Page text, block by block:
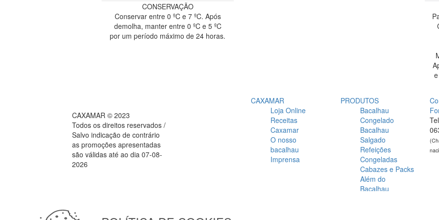
CONSERVAÇÃO
Conservar entre 0 ºC e 7 ºC. Após
demolha, manter entre 0 ºC e 5 ºC
por um período máximo de 24 horas.
CAXAMAR © 2023
Todos os direitos reservados /
Salvo indicação de contrário
as promoções apresentadas
são válidas até ao dia 07-08-
2026
CAXAMAR
Loja Online
Receitas
Caxamar
O nosso
bacalhau
Imprensa
PRODUTOS
Bacalhau
Congelado
Bacalhau
Salgado
Refeições
Congeladas
Cabazes e Packs
Além do
Bacalhau